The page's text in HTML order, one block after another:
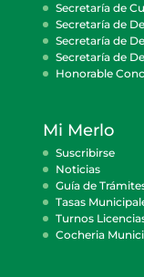
Secretaría de
Secretaría de
Secretaría de
Secretaría de
Honorable
Mi Merlo
Suscribirse
Noticias
Guía de
Tasas
Turnos
Cocheria